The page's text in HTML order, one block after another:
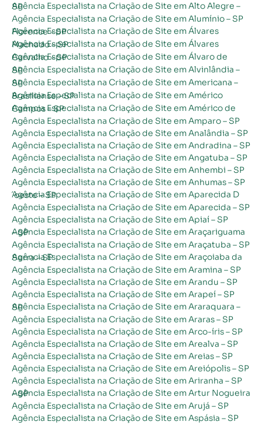
Agência Especialista na Criação de Site em Alto Alegre – SP
Agência Especialista na Criação de Site em Alumínio – SP
Agência Especialista na Criação de Site em Álvares Florence – SP
Agência Especialista na Criação de Site em Álvares Machado – SP
Agência Especialista na Criação de Site em Álvaro de Carvalho – SP
Agência Especialista na Criação de Site em Alvinlândia – SP
Agência Especialista na Criação de Site em Americana – SP
Agência Especialista na Criação de Site em Américo Brasiliense – SP
Agência Especialista na Criação de Site em Américo de Campos – SP
Agência Especialista na Criação de Site em Amparo – SP
Agência Especialista na Criação de Site em Analândia – SP
Agência Especialista na Criação de Site em Andradina – SP
Agência Especialista na Criação de Site em Angatuba – SP
Agência Especialista na Criação de Site em Anhembi – SP
Agência Especialista na Criação de Site em Anhumas – SP
Agência Especialista na Criação de Site em Aparecida D´oeste – SP
Agência Especialista na Criação de Site em Aparecida – SP
Agência Especialista na Criação de Site em Apiaí – SP
Agência Especialista na Criação de Site em Araçariguama – SP
Agência Especialista na Criação de Site em Araçatuba – SP
Agência Especialista na Criação de Site em Araçoiaba da Serra – SP
Agência Especialista na Criação de Site em Aramina – SP
Agência Especialista na Criação de Site em Arandu – SP
Agência Especialista na Criação de Site em Arapeí – SP
Agência Especialista na Criação de Site em Araraquara – SP
Agência Especialista na Criação de Site em Araras – SP
Agência Especialista na Criação de Site em Arco-íris – SP
Agência Especialista na Criação de Site em Arealva – SP
Agência Especialista na Criação de Site em Areias – SP
Agência Especialista na Criação de Site em Areiópolis – SP
Agência Especialista na Criação de Site em Ariranha – SP
Agência Especialista na Criação de Site em Artur Nogueira – SP
Agência Especialista na Criação de Site em Arujá – SP
Agência Especialista na Criação de Site em Aspásia – SP